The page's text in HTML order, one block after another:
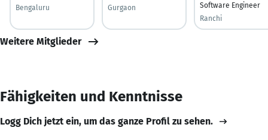
Bengaluru
Gurgaon
Software Engineer
Ranchi
Weitere Mitglieder
Fähigkeiten und Kenntnisse
Logg Dich jetzt ein, um das ganze Profil zu sehen.